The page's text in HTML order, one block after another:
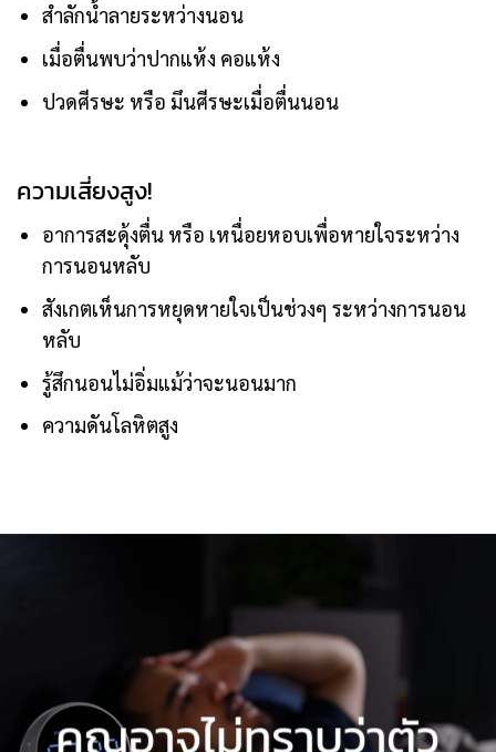
นอนกรนเสียงดังมาก
สำลักน้ำลายระหว่างนอน
เมื่อตื่นพบว่าปากแห้ง คอแห้ง
ความเสี่ยงสูง!
การนอนหลับ
หลับ
รู้สึกนอนไม่อิ่มแม้ว่าจะนอนมาก